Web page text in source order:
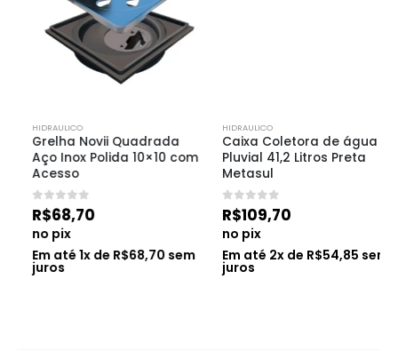
HIDRAULICO
Grelha Novii Quadrada
Aço Inox Polida 10×10 com
Acesso
de 5
R$68,70
no pix
Em até1x deR$68,70sem
juros
HIDRAULICO
Caixa Coletora de água
Pluvial 41,2 Litros Preta
Metasul
de 5
R$109,70
no pix
Em até2x deR$54,85sem
juros